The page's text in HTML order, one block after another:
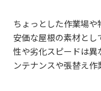
ちょっとした作業場
安価な屋根の素材と
性や劣化スピードは
ンテナンスや張替え作